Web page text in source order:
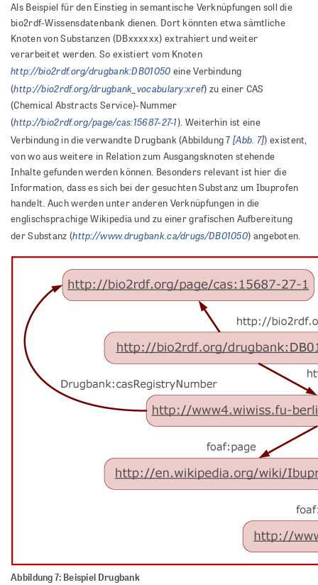
Als Beispiel für den Einstieg in semantische Verknüpfungen soll die
bio2rdf-Wissensdatenbank dienen. Dort könnten etwa sämtliche
Knoten von Substanzen (DBxxxxxx) extrahiert und weiter
verarbeitet werden. So existiert vom Knoten
http://bio2rdf.org/drugbank:DB01050 eine Verbindung
(http://bio2rdf.org/drugbank_vocabulary:xref) zu einer CAS
(Chemical Abstracts Service)-Nummer
(http://bio2rdf.org/page/cas:15687-27-1). Weiterhin ist eine
Verbindung in die verwandte Drugbank (Abbildung 7 [Abb. 7]) existent,
von wo aus weitere in Relation zum Ausgangsknoten stehende
Inhalte gefunden werden können. Besonders relevant ist hier die
Information, dass es sich bei der gesuchten Substanz um Ibuprofen
handelt. Auch werden unter anderen Verknüpfungen in die
englischsprachige Wikipedia und zu einer grafischen Aufbereitung
der Substanz (http://www.drugbank.ca/drugs/DB01050) angeboten.
Abbildung 7: Beispiel Drugbank